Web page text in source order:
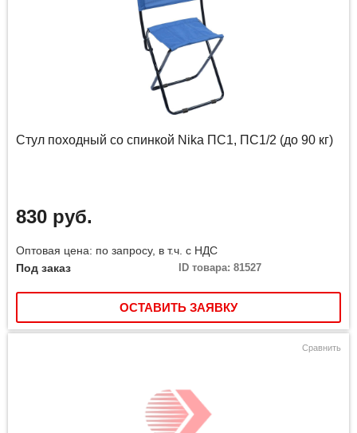
Стул походный со спинкой Nika ПС1, ПС1/2 (до 90 кг)
830 руб.
Оптовая цена: по запросу, в т.ч. с НДС
Под заказ
ID товара: 81527
ОСТАВИТЬ ЗАЯВКУ
Сравнить